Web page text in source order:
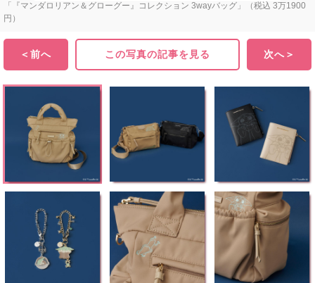
「『マンダロリアン＆グローグー』コレクション 3wayバッグ」（税込 3万1900
円）
＜前へ この写真の記事を見る 次へ＞